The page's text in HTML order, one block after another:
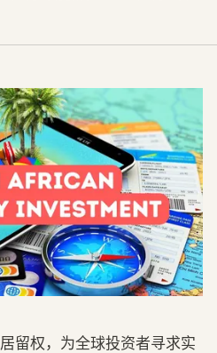
留权，为全球投资者寻求实